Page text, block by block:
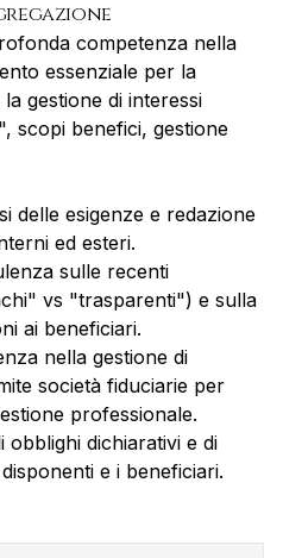
competenza nella
essenziale per la
gestione di interessi
scopi benefici, gestione
delle esigenze e redazione
ed esteri.
sulle recenti
vs "trasparenti") e sulla
ai beneficiari.
nella gestione di
società fiduciarie per
professionale.
obblighi dichiarativi e di
e i beneficiari.